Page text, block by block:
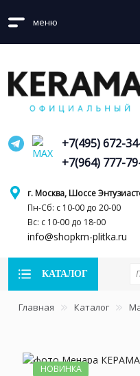
меню
г. Москва, Шоссе
Пн-Сб: с 10-00 до 20-00
Вс: с 10-00 до 18-00
info@shopkm-plitka.ru
+7(495) 672-
+7(964) 777-
КАТАЛОГ
Главная Каталог
НОВИНКА